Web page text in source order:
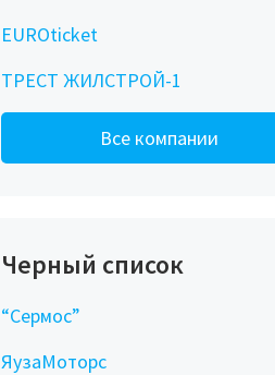
EUROticket
ТРЕСТ ЖИЛСТРОЙ-1
Все компании
Черный список
“Сермос”
ЯузаМоторс